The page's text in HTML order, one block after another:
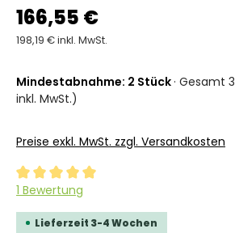
166,55 €
198,19 € inkl. MwSt.
Mindestabnahme: 2 Stück · Gesamt
inkl. MwSt.)
Preise exkl. MwSt. zzgl. Versandkosten
Durchschnittliche Bewertung von 5 von
1 Bewertung
Lieferzeit 3-4 Wochen